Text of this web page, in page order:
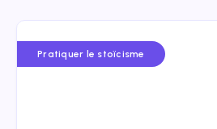
Pratiquer le stoïcisme